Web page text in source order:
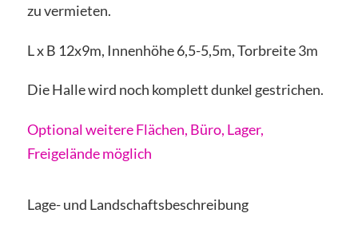
zu vermieten.
L x B 12x9m, Innenhöhe 6,5-5,5m, Torbreite 3m
Die Halle wird noch komplett dunkel gestrichen.
Optional weitere Flächen, Büro, Lager,
Freigelände möglich
Lage- und Landschaftsbeschreibung